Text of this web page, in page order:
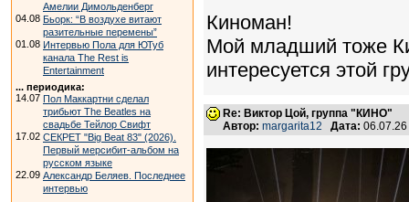
Амелии Димольденберг
04.08 Бьорк: “В воздухе витают
разительные перемены”
01.08 Интервью Пола для ЮТуб
канала The Rest is
Entertainment
... периодика:
14.07 Пол Маккартни сделал
трибьют The Beatles на
свадьбе Тейлор Свифт
17.02 СЕКРЕТ "Big Beat 83" (2026).
Первый мерсибит-альбом на
русском языке
22.09 Александр Беляев. Последнее
интервью
Киноман!
Мой младший тоже
интересуется этой
Re: Виктор Цой, группа "КИНО"
Автор: margarita12 Дата: